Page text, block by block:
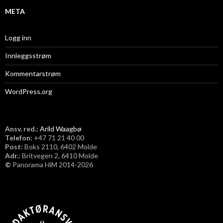
META
Logg inn
Innleggsstrøm
Kommentarstrøm
WordPress.org
Ansv. red.: Arild Waagbø
Telefon: ​+47 71 21 40 00
Post: Boks 2110, 6402 Molde
Adr.: Britvegen 2, 6410 Molde
© Panorama HiM 2014-2026